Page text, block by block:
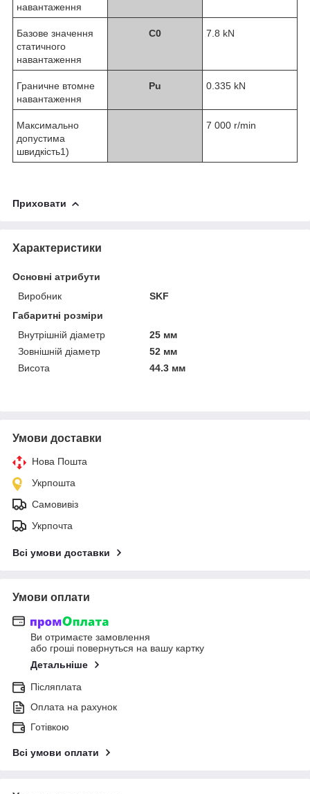
навантаження
Базове значення
статичного
навантаження
C0 7.8 kN
Граничне втомне
навантаження
Pu 0.335 kN
Максимально
допустима
швидкість1)
7 000 r/min
Приховати
Характеристики
Основні атрибути
Виробник
SKF
Габаритні розміри
Внутрішній діаметр
25 мм
Зовнішній діаметр
52 мм
Висота
44.3 мм
Умови доставки
Нова Пошта
Укрпошта
Самовивіз
Укрпочта
Всі умови доставки
Умови оплати
Ви отримаєте замовлення
або гроші повернуться на вашу картку
Детальніше
Післяплата
Оплата на рахунок
Готівкою
Всі умови оплати